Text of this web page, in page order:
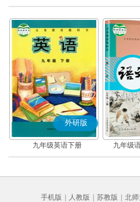
版)
外研版
九年级英语下册 九年级
手机版 人教版 苏教版 北师